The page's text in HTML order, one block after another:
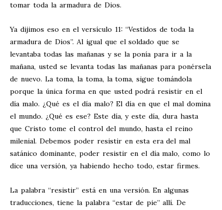
tomar toda la armadura de Dios.
Ya dijimos eso en el versículo 11: “Vestidos de toda la
armadura de Dios”. Al igual que el soldado que se
levantaba todas las mañanas y se la ponía para ir a la
mañana, usted se levanta todas las mañanas para ponérsela
de nuevo. La toma, la toma, la toma, sigue tomándola
porque la única forma en que usted podrá resistir en el
día malo. ¿Qué es el día malo? El día en que el mal domina
el mundo. ¿Qué es ese? Este día, y este día, dura hasta
que Cristo tome el control del mundo, hasta el reino
milenial. Debemos poder resistir en esta era del mal
satánico dominante, poder resistir en el día malo, como lo
dice una versión, ya habiendo hecho todo, estar firmes.
La palabra “resistir” está en una versión. En algunas
traducciones, tiene la palabra “estar de pie” allí. De